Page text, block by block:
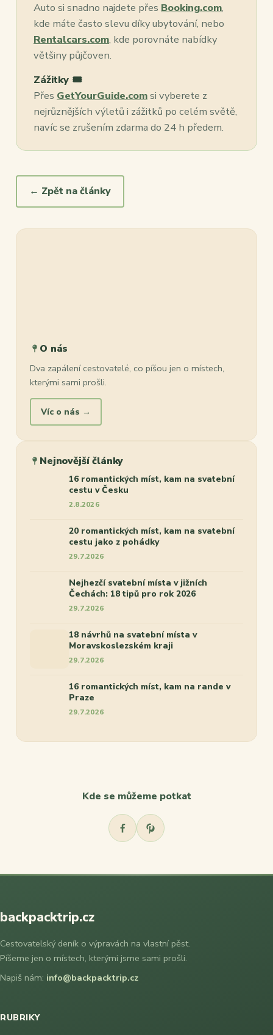
Auto si snadno najdete přes Booking.com,
kde máte často slevu díky ubytování, nebo
Rentalcars.com, kde porovnáte nabídky
většiny půjčoven.
Zážitky 🎟️
Přes GetYourGuide.comsi vyberete z
nejrůznějších výletů i zážitků po celém světě,
navíc se zrušením zdarma do 24 h předem.
← Zpět na články
O nás
Dva zapálení cestovatelé, co píšou jen o místech,
kterými sami prošli.
Víc o nás →
Nejnovější články
16 romantických míst, kam na svatební
cestu v Česku
2.8.2026
20 romantických míst, kam na svatební
cestu jako z pohádky
29.7.2026
Nejhezčí svatební místa v jižních
Čechách: 18 tipů pro rok 2026
29.7.2026
18 návrhů na svatební místa v
Moravskoslezském kraji
29.7.2026
16 romantických míst, kam na rande v
Praze
29.7.2026
Kde se můžeme potkat
backpacktrip.cz
Cestovatelský deník o výpravách na vlastní pěst.
Píšeme jen o místech, kterými jsme sami prošli.
Napiš nám: info@backpacktrip.cz
RUBRIKY